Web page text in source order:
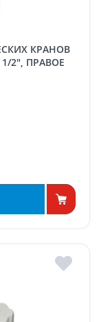
2", ПРАВОЕ